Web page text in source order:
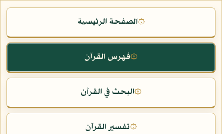
۞الصفحة الرئيسية
۞فهرس القرآن
۞البحث في القرآن
۞تفسير القرآن